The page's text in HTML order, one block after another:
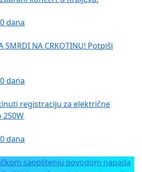
dana
SMRDI NA CRKOTINU! Potpiši
dana
registraciju za električne
250W
dana
saopštenju povodom napada